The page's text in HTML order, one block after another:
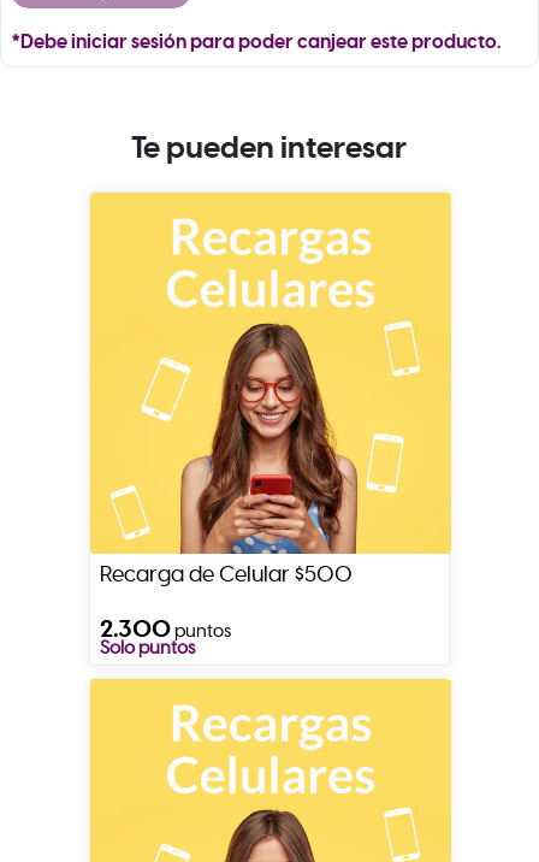
*Debe iniciar sesión para poder canjear este producto.
Te pueden interesar
Recarga de Celular $500
2.300puntos
Solo puntos